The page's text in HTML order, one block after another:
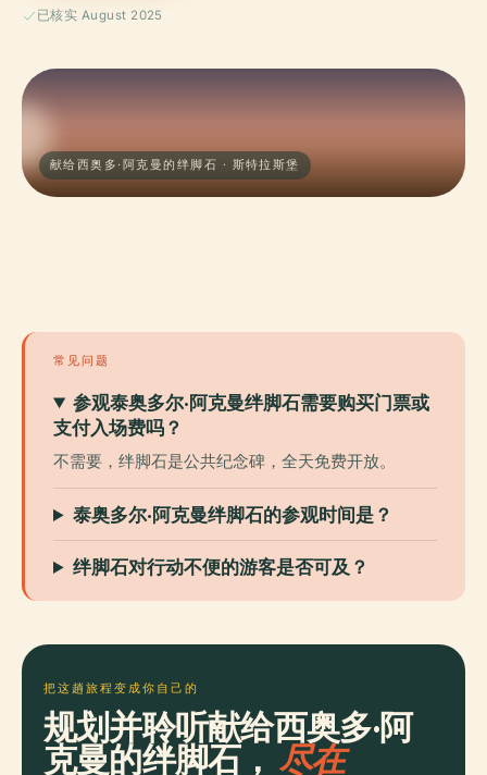
已核实 August 2025
献给西奥多·阿克曼的绊脚石 · 斯特拉斯堡
常见问题
参观泰奥多尔·阿克曼绊脚石需要购买门票或
支付入场费吗？
不需要，绊脚石是公共纪念碑，全天免费开放。
泰奥多尔·阿克曼绊脚石的参观时间是？
绊脚石对行动不便的游客是否可及？
把这趟旅程变成你自己的
规划并聆听献给西奥多·阿
克曼的绊脚石， 尽在